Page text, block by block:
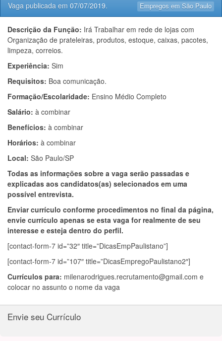
Empregos em São Paulo
Vaga publicada em 07/07/2019.
Descrição da Função: Irá Trabalhar em rede de lojas com
Organização de prateleiras, produtos, estoque, caixas, pacotes,
limpeza, correios.
Experiência: Sim
Requisitos: Boa comunicação.
Formação/Escolaridade: Ensino Médio Completo
Salário: à combinar
Benefícios: à combinar
Horários: à combinar
Local: São Paulo/SP
Todas as informações sobre a vaga serão passadas e
explicadas aos candidatos(as) selecionados em uma
possível entrevista.
Enviar currículo conforme procedimentos no final da página,
envie currículo apenas se esta vaga for realmente de seu
interesse e esteja dentro do perfil.
[contact-form-7 id=”32″ title=”DicasEmpPaulistano”]
[contact-form-7 id=”107″ title=”DicasEmpregoPaulistano2″]
Currículos para: milenarodrigues.recrutamento@gmail.com e
colocar no assunto o nome da vaga
Envie seu Currículo